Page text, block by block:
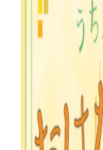
ホッと
メディア
全国の
海外で
リスト